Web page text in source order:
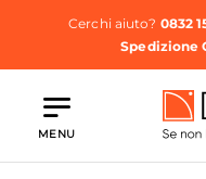
Cerchi aiuto? 0832
Spedizione
MENU